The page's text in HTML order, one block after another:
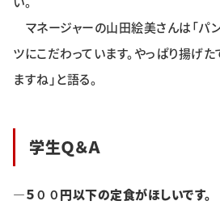
マネージャーの山田絵美さんは「パ
ツにこだわっています。やっぱり揚げ
ますね」と語る。
学生Ｑ＆Ａ
―５００円以下の定食がほしいです。